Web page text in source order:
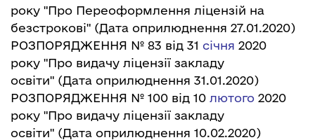
року "Про Переоформлення ліцензій на
безстрокові" (Дата оприлюднення 27.01.2020)
РОЗПОРЯДЖЕННЯ № 83 від 31 січня 2020
року "Про видачу ліцензії закладу
освіти" (Дата оприлюднення 31.01.2020)
РОЗПОРЯДЖЕННЯ № 100 від 10 лютого 2020
року "Про видачу ліцензії закладу
освіти" (Дата оприлюднення 10.02.2020)